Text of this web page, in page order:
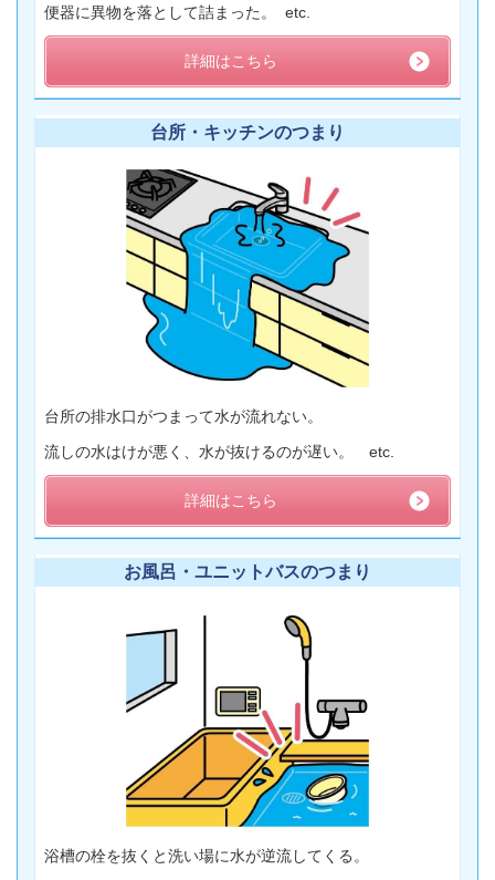
便器に異物を落として詰まった。 etc.
詳細はこちら
台所・キッチンのつまり
台所の排水口がつまって水が流れない。
流しの水はけが悪く、水が抜けるのが遅い。 etc.
詳細はこちら
お風呂・ユニットバスのつまり
浴槽の栓を抜くと洗い場に水が逆流してくる。